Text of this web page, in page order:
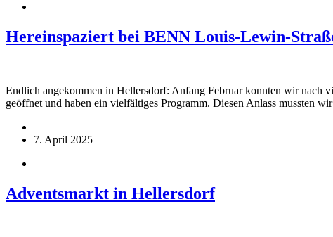
Hereinspaziert bei BENN Louis-Lewin-
Endlich angekommen in Hellersdorf: Anfang Februar konnten wir nach
geöffnet und haben ein vielfältiges Programm. Diesen Anlass mussten
7. April 2025
Adventsmarkt in Hellersdorf